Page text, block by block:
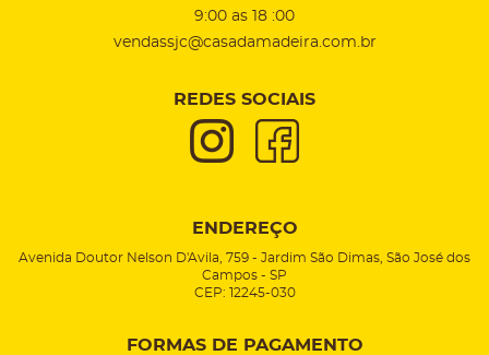
9:00 as 18 :00
vendassjc@casadamadeira.com.br
REDES SOCIAIS
ENDEREÇO
Avenida Doutor Nelson D'Avila, 759 - Jardim São Dimas, São José dos
Campos - SP
CEP: 12245-030
FORMAS DE PAGAMENTO